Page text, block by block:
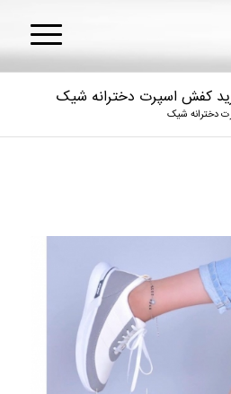
کفش اسپرت دخترانه شیک
دخترانه شیک